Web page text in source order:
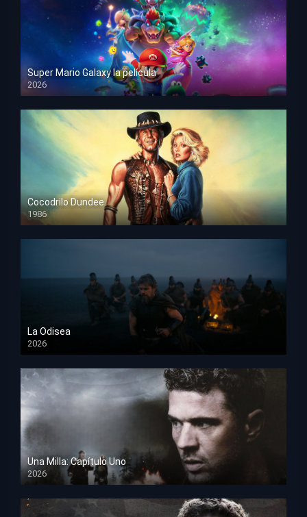
Super Mario Galaxy la película
2026
HD 1080p
Cocodrilo Dundee
1986
HD 1080p
La Odisea
2026
TS Screener
Una Milla: Capítulo Uno
2026
HD 1080p